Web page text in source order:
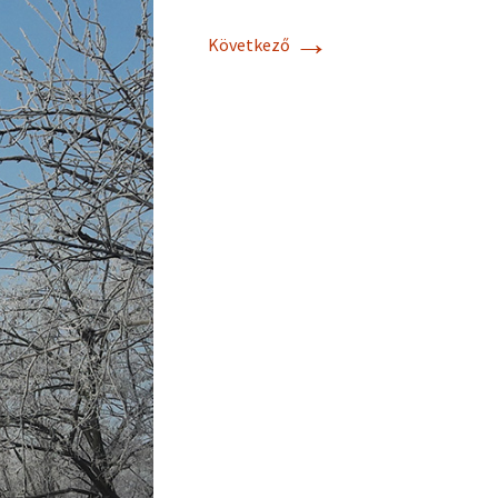
Cebik Antennas
Practical Antenna
Handbook
Következő →